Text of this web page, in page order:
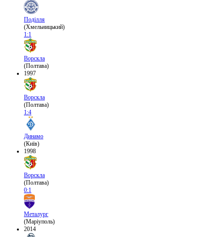
Поділля
(Хмельницький)
1:1
Ворскла
(Полтава)
1997
Ворскла
(Полтава)
1:4
Динамо
(Київ)
1998
Ворскла
(Полтава)
0:1
Металург
(Маріуполь)
2014